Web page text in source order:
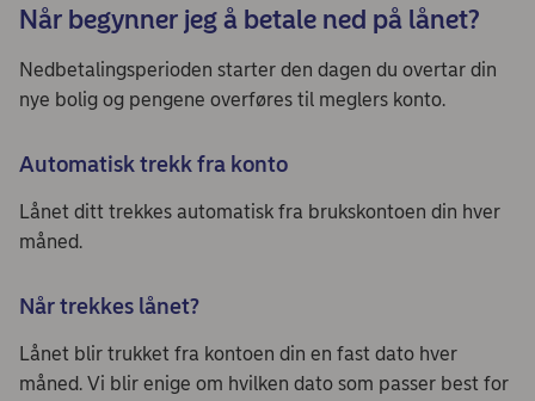
Når begynner jeg å betale ned på lånet?
Nedbetalingsperioden starter den dagen du overtar din
nye bolig og pengene overføres til meglers konto.
Automatisk trekk fra konto
Lånet ditt trekkes automatisk fra brukskontoen din hver
måned.
Når trekkes lånet?
Lånet blir trukket fra kontoen din en fast dato hver
måned. Vi blir enige om hvilken dato som passer best for